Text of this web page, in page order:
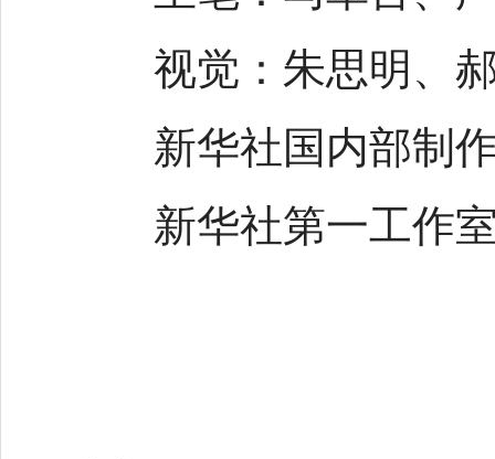
视觉：朱思明、
新华社国内部制
新华社第一工作